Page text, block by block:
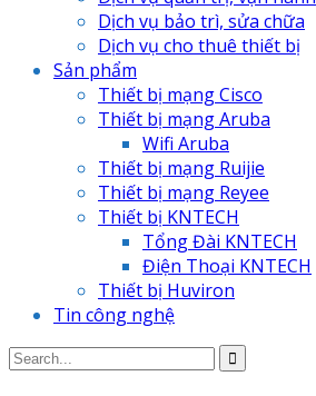
Dịch vụ bảo trì, sửa chữa
Dịch vụ cho thuê thiết bị
Sản phẩm
Thiết bị mạng Cisco
Thiết bị mạng Aruba
Wifi Aruba
Thiết bị mạng Ruijie
Thiết bị mạng Reyee
Thiết bị KNTECH
Tổng Đài KNTECH
Điện Thoại KNTECH
Thiết bị Huviron
Tin công nghệ